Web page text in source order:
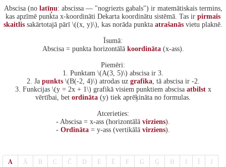
Abscisa (no latīņu: abscissa — "nogriezts gabals") ir matemātiskais termins,
kas apzīmē punkta x-koordināti Dekarta koordinātu sistēmā. Tas ir pirmais
skaitlis sakārtotajā pārī \((x, y)\), kas norāda punkta atrašanās vietu plaknē.
Īsumā:
Abscisa = punkta horizontālā koordināta(x-ass).
Piemēri:
1. Punktam \(A(3, 5)\) abscisa ir 3.
2. Ja punkts\(B(-2, 4)\) atrodas uz grafika, tā abscisa ir -2.
3. Funkcijas \(y = 2x + 1\) grafikā visiem punktiem abscisa atbilstx
vērtībai, bet ordināta (y) tiek aprēķināta no formulas.
Atcerieties:
- Abscisa = x-ass (horizontālā virziens).
- Ordināta = y-ass (vertikālā virziens).
A Ā B C Č D E Ē F G Ģ H J